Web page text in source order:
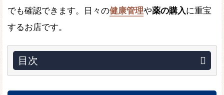
でも確認できます。日々の健康管理や薬の購入に重宝
するお店です。
目次